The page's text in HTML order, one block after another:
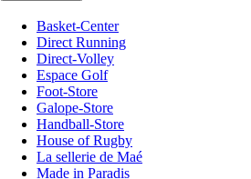
Basket-Center
Direct Running
Direct-Volley
Espace Golf
Foot-Store
Galope-Store
Handball-Store
House of Rugby
La sellerie de Maé
Made in Paradis